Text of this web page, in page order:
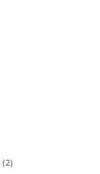
(2)